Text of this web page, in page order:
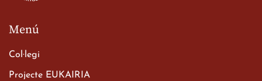
Menú
Col·legi
Projecte EUKAIRIA